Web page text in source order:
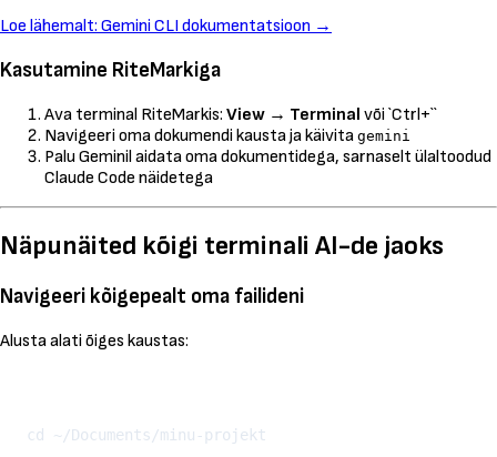
Loe lähemalt: Gemini CLI dokumentatsioon →
Kasutamine RiteMarkiga
Ava terminal RiteMarkis: View → Terminal või `Ctrl+``
Navigeeri oma dokumendi kausta ja käivita gemini
Palu Geminil aidata oma dokumentidega, sarnaselt ülaltoodud
Claude Code näidetega
Näpunäited kõigi terminali AI-de jaoks
Navigeeri kõigepealt oma failideni
Alusta alati õiges kaustas: